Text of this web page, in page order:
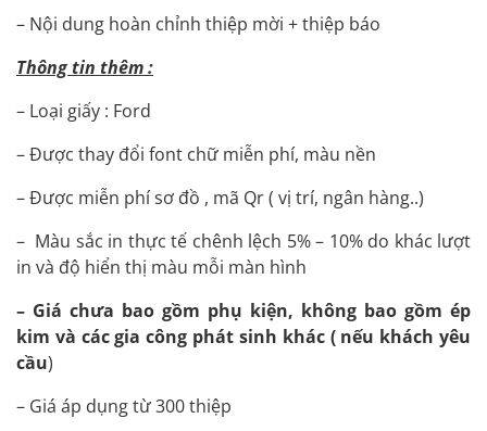
– Nội dung hoàn chỉnh thiệp mời + thiệp báo
Thông tin thêm :
– Loại giấy : Ford
– Được thay đổi font chữ miễn phí, màu nền
– Được miễn phí sơ đồ , mã Qr ( vị trí, ngân hàng..)
– Màu sắc in thực tế chênh lệch 5% – 10% do khác lượt
in và độ hiển thị màu mỗi màn hình
– Giá chưa bao gồm phụ kiện, không bao gồm ép
kim và các gia công phát sinh khác ( nếu khách yêu
cầu)
– Giá áp dụng từ 300 thiệp